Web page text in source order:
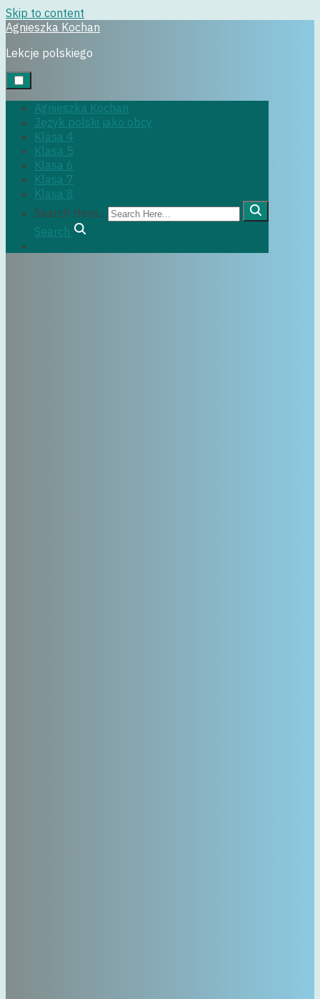
Skip to content
Agnieszka Kochan
Lekcje polskiego
Agnieszka Kochan
Język polski jako obcy
Klasa 4
Klasa 5
Klasa 6
Klasa 7
Klasa 8
Search Here...
Search
klasa7